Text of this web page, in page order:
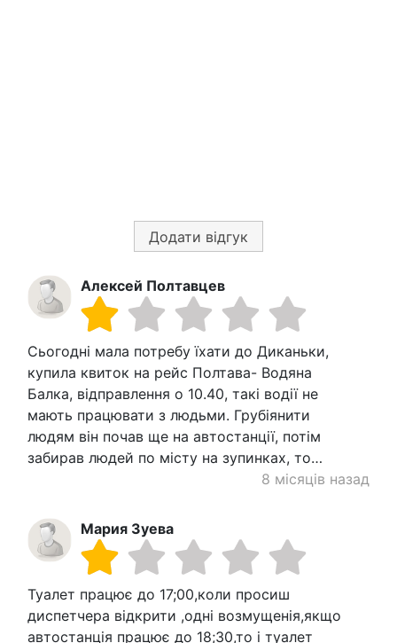
Додати відгук
Алексей Полтавцев
Сьогодні мала потребу їхати до Диканьки,
купила квиток на рейс Полтава- Водяна
Балка, відправлення о 10.40, такі водії не
мають працювати з людьми. Грубіянити
людям він почав ще на автостанції, потім
забирав людей по місту на зупинках, то…
8 місяців назад
Мария Зуева
Туалет працює до 17;00,коли просиш
диспетчера відкрити ,одні возмущенія,якщо
автостанція працює до 18;30,то і туалет